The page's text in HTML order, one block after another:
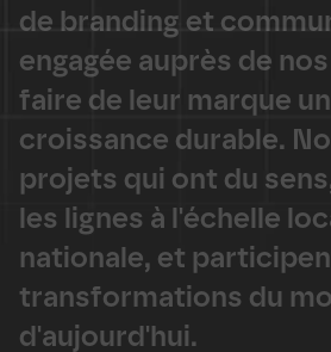
de branding et commu
engagée auprès de nos
faire de leur marque un
croissance durable. No
projets qui ont du sens
les lignes à l'échelle loc
nationale, et participen
transformations du mo
d'aujourd'hui.